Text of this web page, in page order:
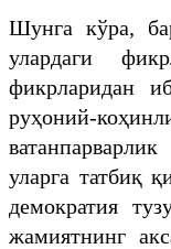
Шунга кўра,
улардаги
фикрларидан
руҳоний-
уларга татбиқ
демократия
жамиятнинг